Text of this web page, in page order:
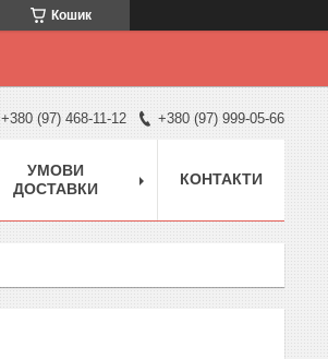
Кошик
+380 (97) 468-11-12 +380 (97) 999-05-66
УМОВИ
ДОСТАВКИ
КОНТАКТИ